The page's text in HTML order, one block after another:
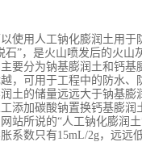
使用人工钠化膨润土用
石”，是火山喷发后的火
要分为钠基膨润土和钙
，可用于工程中的防水
土的储量远远大于钠基
添加碳酸钠置换钙基膨
站所说的“人工钠化膨润土
系数只有15mL/2g，远远